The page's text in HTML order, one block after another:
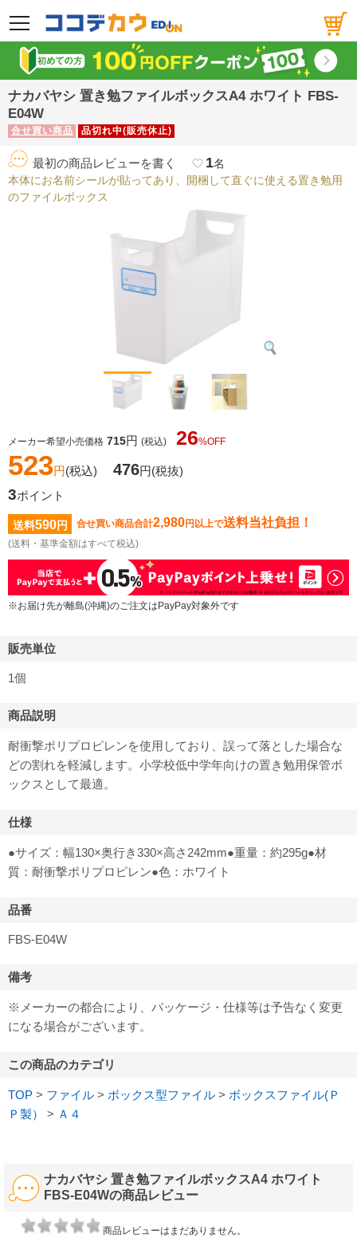
メニュー
ナカバヤシ 置き勉ファイルボックスA4 ホワイト FBS-
E04W
合せ買い商品 品切れ中(販売休止)
最初の商品レビューを書く favorite_border 1名
本体にお名前シールが貼ってあり、開梱して直ぐに使える置き勉用
のファイルボックス
メーカー希望小売価格 715円 (税込) 26%OFF
523円(税込) 476円(税抜)
3ポイント
送料590円 合せ買い商品合計2,980円以上で送料当社負担！
(送料・基準金額はすべて税込)
※お届け先が離島(沖縄)のご注文はPayPay対象外です
販売単位
1個
商品説明
耐衝撃ポリプロピレンを使用しており、誤って落とした場合な
どの割れを軽減します。小学校低中学年向けの置き勉用保管ボ
ックスとして最適。
仕様
●サイズ：幅130×奥行き330×高さ242mm●重量：約295g●材
質：耐衝撃ポリプロピレン●色：ホワイト
品番
FBS-E04W
備考
※メーカーの都合により、パッケージ・仕様等は予告なく変更
になる場合がございます。
この商品のカテゴリ
TOP > ファイル > ボックス型ファイル > ボックスファイル(Ｐ
Ｐ製）
> Ａ４
ナカバヤシ 置き勉ファイルボックスA4 ホワイト
FBS-E04Wの商品レビュー
商品レビューはまだありません。